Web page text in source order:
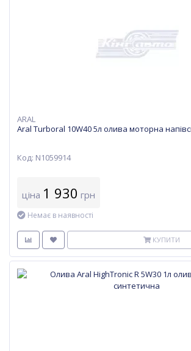
ARAL
Aral Turboral 10W40 5л олива моторна
Код: N1059914
ціна 1 930 грн
Немає в наявності
КУПИТИ